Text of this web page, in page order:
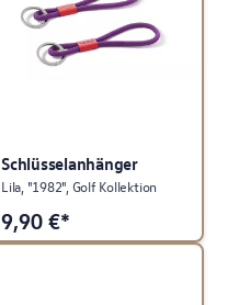
Schlüsselanhänger
Lila, "1982", Golf Kollektion
9,90 €*